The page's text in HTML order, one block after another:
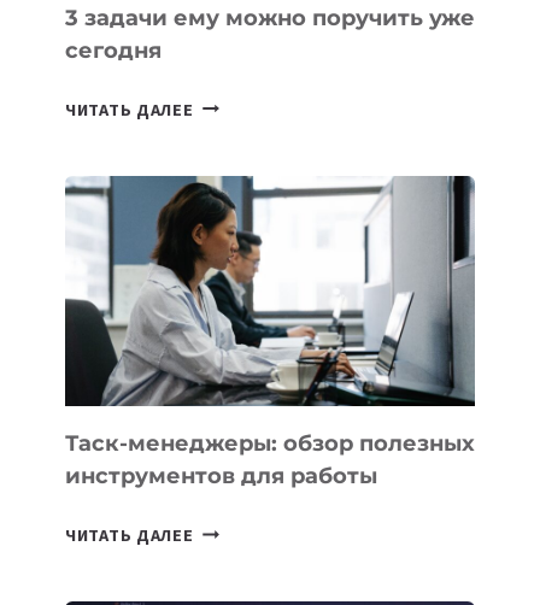
3 задачи ему можно поручить уже
сегодня
ЧИТАТЬ ДАЛЕЕ ИИ-
БИЗНЕСА:
КАКИЕ
3
ЗАДАЧИ
ЕМУ
МОЖНО
ПОРУЧИТЬ
УЖЕ
СЕГОДНЯ
Таск-менеджеры: обзор полезных
инструментов для работы
ЧИТАТЬ ДАЛЕЕ ТАСК-